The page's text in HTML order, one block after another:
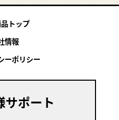
トップ
情報
ーポリシー
サポート